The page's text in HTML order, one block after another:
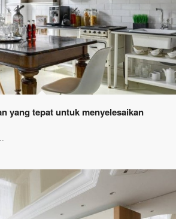
yang tepat untuk menyelesaikan